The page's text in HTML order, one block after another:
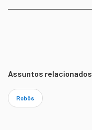
Assuntos relacionados
Robôs